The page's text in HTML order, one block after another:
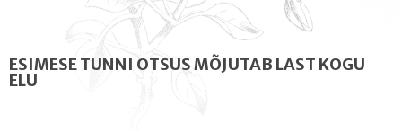
ESIMESE TUNNI OTSUS MÕJUTAB LAST KOGU
ELU